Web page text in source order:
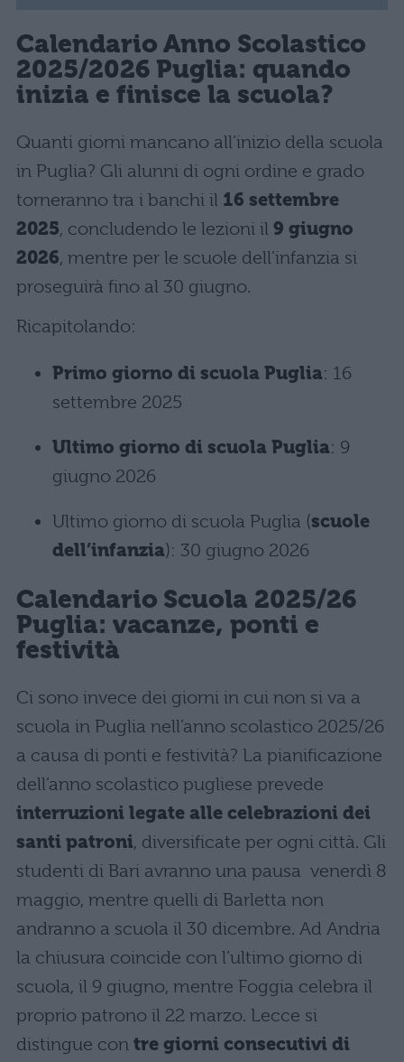
Calendario Anno Scolastico
2025/2026 Puglia: quando
inizia e finisce la scuola?
Quanti giorni mancano all’inizio della scuola
in Puglia? Gli alunni di ogni ordine e grado
torneranno tra i banchi il 16 settembre
2025, concludendo le lezioni il 9 giugno
2026, mentre per le scuole dell’infanzia si
proseguirà fino al 30 giugno.
Ricapitolando:
Primo giorno di scuola Puglia: 16
settembre 2025
Ultimo giorno di scuola Puglia: 9
giugno 2026
Ultimo giorno di scuola Puglia (scuole
dell’infanzia): 30 giugno 2026
Calendario Scuola 2025/26
Puglia: vacanze, ponti e
festività
Ci sono invece dei giorni in cui non si va a
scuola in Puglia nell’anno scolastico 2025/26
a causa di ponti e festività? La pianificazione
dell’anno scolastico pugliese prevede
interruzioni legate alle celebrazioni dei
santi patroni, diversificate per ogni città. Gli
studenti di Bari avranno una pausa venerdì 8
maggio, mentre quelli di Barletta non
andranno a scuola il 30 dicembre. Ad Andria
la chiusura coincide con l’ultimo giorno di
scuola, il 9 giugno, mentre Foggia celebra il
proprio patrono il 22 marzo. Lecce si
distingue con tre giorni consecutivi di